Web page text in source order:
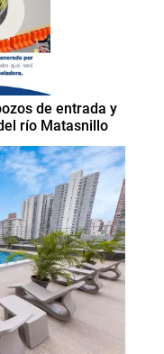
de entrada y
río Matasnillo